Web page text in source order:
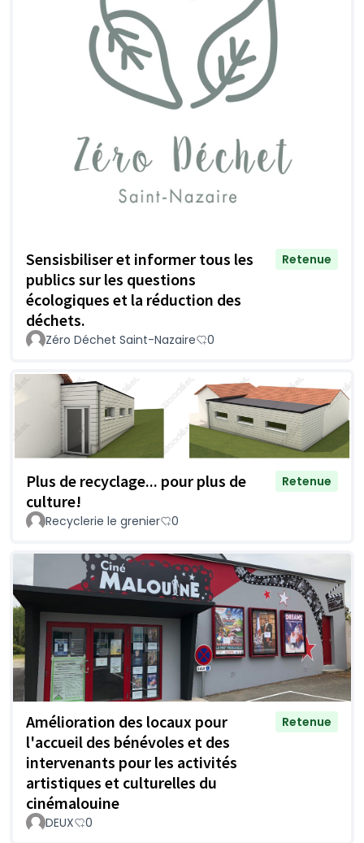
Sensisbiliser et informer tous les
publics sur les questions
écologiques et la réduction des
déchets.
Retenue
Zéro Déchet Saint-Nazaire 0
Plus de recyclage... pour plus de
culture!
Retenue
Recyclerie le grenier 0
Amélioration des locaux pour
l'accueil des bénévoles et des
intervenants pour les activités
artistiques et culturelles du
cinémalouine
Retenue
DEUX 0